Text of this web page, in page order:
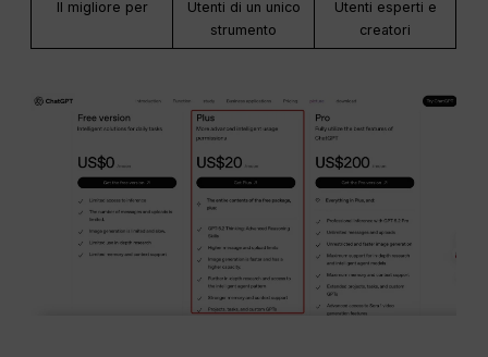
Il migliore per
Utenti di un unico
strumento
Utenti esperti e
creatori